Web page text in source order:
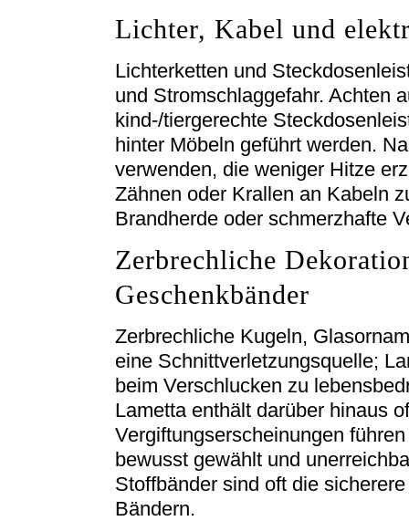
Lichter, Kabel und
Lichterketten und
und Stromschlaggefahr. Achten
kind-/tiergerechte
hinter Möbeln geführt werden.
verwenden, die weniger Hitze
Zähnen oder Krallen an Kabeln
Brandherde oder schmerzhafte
Zerbrechliche
Geschenkbänder
Zerbrechliche Kugeln,
eine Schnittverletzungsquelle;
beim Verschlucken zu
Lametta enthält darüber hinaus
Vergiftungserscheinungen
bewusst gewählt und
Stoffbänder sind oft die
Bändern.